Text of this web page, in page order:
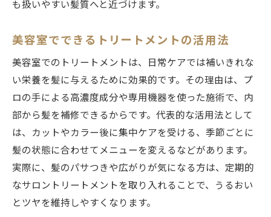
も扱いやすい髪質へと近づけます。
美容室でできるトリートメントの活用法
美容室でのトリートメントは、日常ケアでは補いきれな
い栄養を髪に与えるために効果的です。その理由は、プ
ロの手による高濃度成分や専用機器を使った施術で、内
部から髪を補修できるからです。代表的な活用法として
は、カットやカラー後に集中ケアを受ける、季節ごとに
髪の状態に合わせてメニューを変えるなどがあります。
実際に、髪のパサつきや広がりが気になる方は、定期的
なサロントリートメントを取り入れることで、うるおい
とツヤを維持しやすくなります。